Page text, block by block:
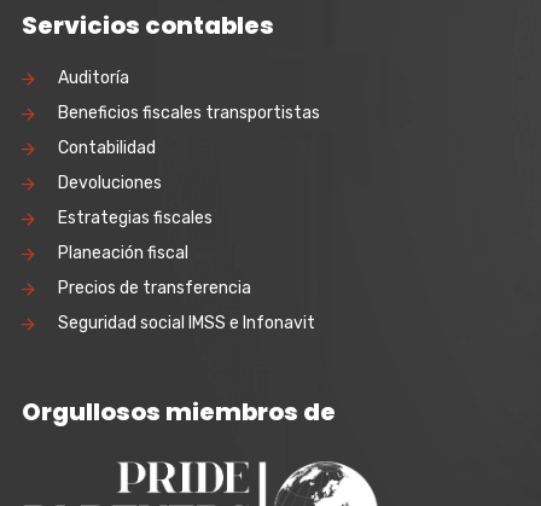
Servicios contables
Auditoría
Beneficios fiscales transportistas
Contabilidad
Devoluciones
Estrategias fiscales
Planeación fiscal
Precios de transferencia
Seguridad social IMSS e Infonavit
Orgullosos miembros de